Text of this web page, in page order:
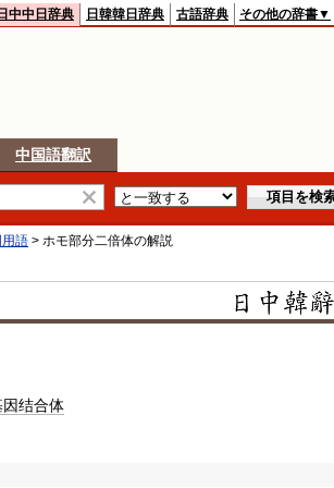
日中中日辞典 日韓韓日辞典 古語辞典 その他の辞書▼
中国語翻訳
用語 > ホモ部分二倍体の解説
结合体